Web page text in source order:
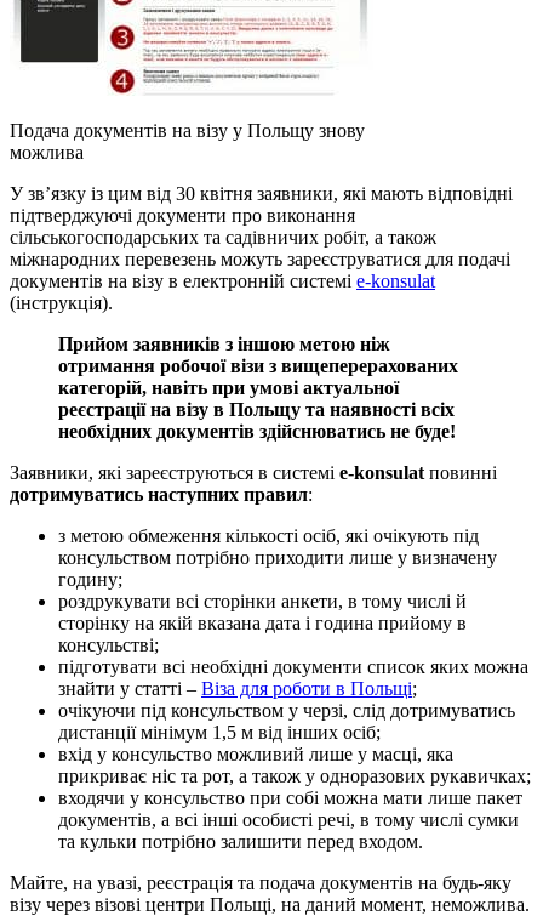
Подача документів на візу у Польщу знову
можлива
У зв’язку із цим від 30 квітня заявники, які мають відповідні
підтверджуючі документи про виконання
сільськогосподарських та садівничих робіт, а також
міжнародних перевезень можуть зареєструватися для подачі
документів на візу в електронній системі e-konsulat
(інструкція).
Прийом заявників з іншою метою ніж
отримання робочої візи з вищеперерахованих
категорій, навіть при умові актуальної
реєстрації на візу в Польщу та наявності всіх
необхідних документів здійснюватись не буде!
Заявники, які зареєструються в системі e-konsulat повинні
дотримуватись наступних правил:
з метою обмеження кількості осіб, які очікують під
консульством потрібно приходити лише у визначену
годину;
роздрукувати всі сторінки анкети, в тому числі й
сторінку на якій вказана дата і година прийому в
консульстві;
підготувати всі необхідні документи список яких можна
знайти у статті – Віза для роботи в Польщі;
очікуючи під консульством у черзі, слід дотримуватись
дистанції мінімум 1,5 м від інших осіб;
вхід у консульство можливий лише у масці, яка
прикриває ніс та рот, а також у одноразових рукавичках;
входячи у консульство при собі можна мати лише пакет
документів, а всі інші особисті речі, в тому числі сумки
та кульки потрібно залишити перед входом.
Майте, на увазі, реєстрація та подача документів на будь-яку
візу через візові центри Польщі, на даний момент, неможлива.